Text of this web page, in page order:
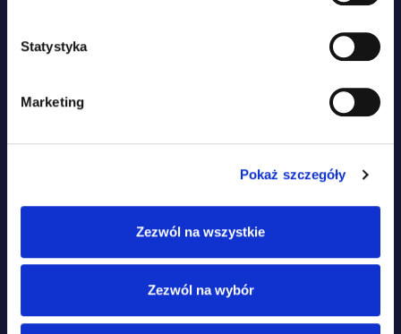
Statystyka
Marketing
Pokaż szczegóły
Zezwól na wszystkie
Zezwól na wybór
HOME
PRODUKTY
MOJE KONTO
NEWSLETTER
MULTI-WSPARCIE
UKŁAD NERWOWY
KONTAKT
ZGODA NA PRZETWARZANIE DANYCH OSOBOWYCH ZGODNIE Z